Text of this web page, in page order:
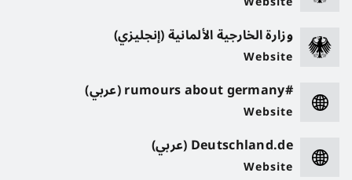
وزارة الخارجية الألمانية (إنجليزي)
Website
#rumours about germany (عربي)
Website
Deutschland.de (عربي)
Website